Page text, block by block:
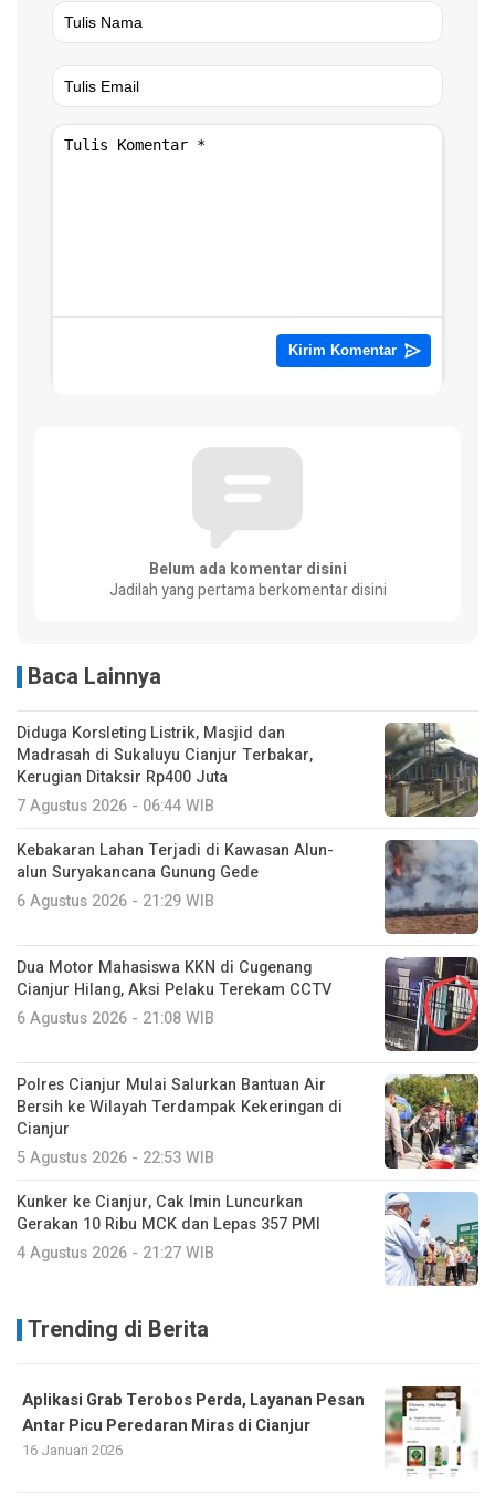
Belum ada komentar disini
Jadilah yang pertama berkomentar disini
Baca Lainnya
Diduga Korsleting Listrik, Masjid dan
Madrasah di Sukaluyu Cianjur Terbakar,
Kerugian Ditaksir Rp400 Juta
7 Agustus 2026 - 06:44 WIB
Kebakaran Lahan Terjadi di Kawasan Alun-
alun Suryakancana Gunung Gede
6 Agustus 2026 - 21:29 WIB
Dua Motor Mahasiswa KKN di Cugenang
Cianjur Hilang, Aksi Pelaku Terekam CCTV
6 Agustus 2026 - 21:08 WIB
Polres Cianjur Mulai Salurkan Bantuan Air
Bersih ke Wilayah Terdampak Kekeringan di
Cianjur
5 Agustus 2026 - 22:53 WIB
Kunker ke Cianjur, Cak Imin Luncurkan
Gerakan 10 Ribu MCK dan Lepas 357 PMI
4 Agustus 2026 - 21:27 WIB
Trending di Berita
Aplikasi Grab Terobos Perda, Layanan Pesan
Antar Picu Peredaran Miras di Cianjur
16 Januari 2026